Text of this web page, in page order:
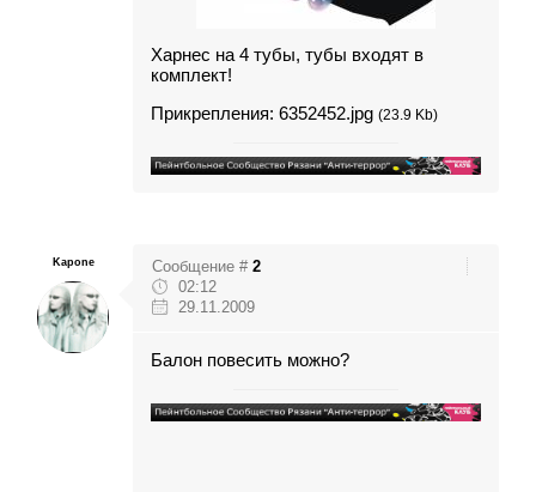
Харнес на 4 тубы, тубы входят в
комплект!
Прикрепления: 6352452.jpg (23.9 Kb)
Kapone Сообщение # 2
02:12
29.11.2009
Балон повесить можно?